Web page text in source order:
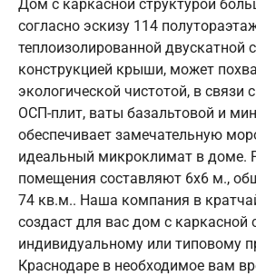
Дом с каркасной структурой
согласно эскизу 114
теплоизолированной двускатной
конструкцией крыши, может
экологической чистотой, в связи
ОСП-плит, ваты базальтовой и
обеспечивает замечательную
идеальный микроклимат в доме.
помещения составляют 6х6 м.,
74 кв.м.. Наша компания в
создаст для вас дом с каркасной
индивидуальному или типовому
Краснодаре в необходимое вам